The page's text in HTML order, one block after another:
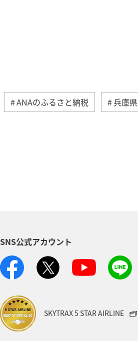
ANAのふるさと納税 兵庫県
SNS公式アカウント
SKYTRAX 5 STAR AIRLINE